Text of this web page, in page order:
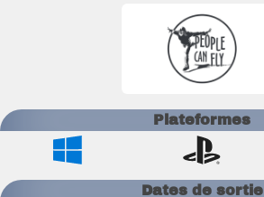
Plateformes
Dates de sortie